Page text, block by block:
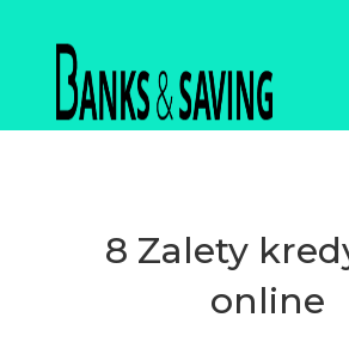
8 Zalety
online